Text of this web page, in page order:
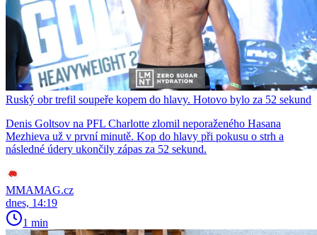
Ruský obr trefil soupeře kopem do hlavy. Hotovo bylo za 52 sekund
Denis Goltsov na PFL Charlotte zlomil neporaženého Hasana
Mezhieva už v první minutě. Kop do hlavy při pokusu o strh a
následné údery ukončily zápas za 52 sekund.
MMAMAG.cz
dnes, 14:19
1 min